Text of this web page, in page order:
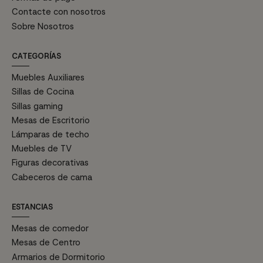
Contacte con nosotros
Sobre Nosotros
CATEGORÍAS
Muebles Auxiliares
Sillas de Cocina
Sillas gaming
Mesas de Escritorio
Lámparas de techo
Muebles de TV
Figuras decorativas
Cabeceros de cama
ESTANCIAS
Mesas de comedor
Mesas de Centro
Armarios de Dormitorio